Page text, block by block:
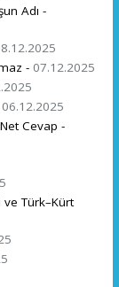
Adı -
- 07.12.2025
06.12.2025
Cevap -
ve Türk–Kürt